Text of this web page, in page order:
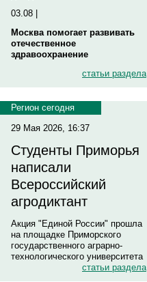
03.08 |
Москва помогает развивать
отечественное
здравоохранение
статьи раздела
Регион сегодня
29 Мая 2026, 16:37
Студенты Приморья
написали
Всероссийский
агродиктант
Акция "Единой России" прошла
на площадке Приморского
государственного аграрно-
технологического университета
статьи раздела